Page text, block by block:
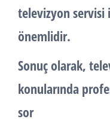
televizyon servisi
önemlidir.
Sonuç olarak,
konularında
sor